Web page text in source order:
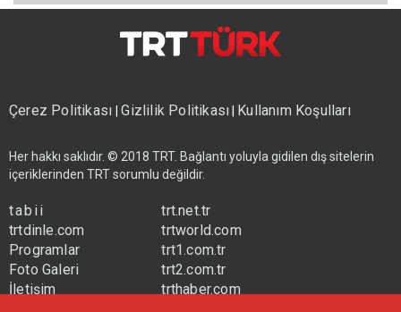
Çerez Politikası|Gizlilik Politikası| Kullanım Koşulları
Her hakkı saklıdır. © 2018 TRT. Bağlantı yoluyla gidilen dış sitelerin
içeriklerinden TRT sorumlu değildir.
tabii
trtdinle.com
Programlar
Foto Galeri
İletişim
trt.net.tr
trtworld.com
trt1.com.tr
trt2.com.tr
trthaber.com